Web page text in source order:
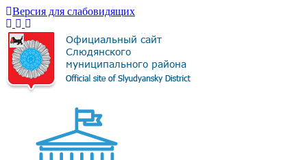
Версия для слабовидящих